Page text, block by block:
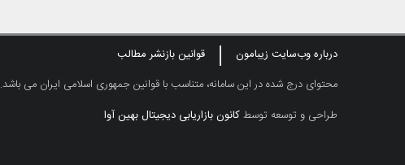
درباره وب‌سایت زیبامون
قوانین بازنشر مطالب
محتوای درج شده در این سامانه، متناسب با قوانین جمهوری اسلامی ایران می باشد.
طراحی و توسعه توسطکانون بازاریابی دیجیتال بهین آوا